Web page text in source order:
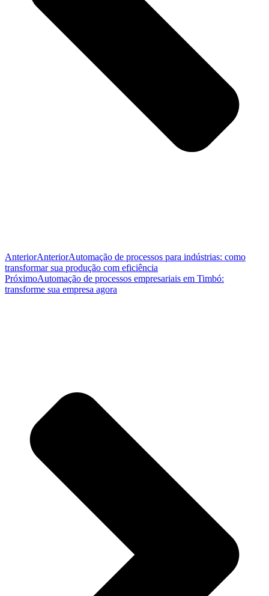
AnteriorAnteriorAutomação de processos para indústrias: como
transformar sua produção com eficiência
PróximoAutomação de processos empresariais em Timbó:
transforme sua empresa agora